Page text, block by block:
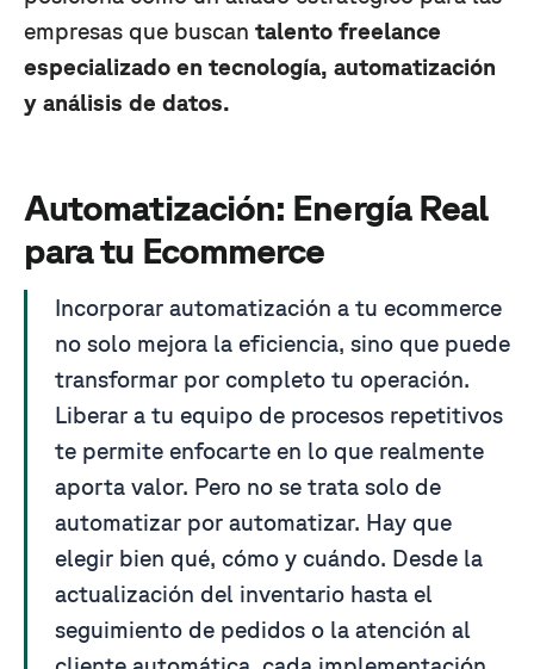
empresas que buscan talento freelance
especializado en tecnología, automatización
y análisis de datos.
Automatización: Energía Real
para tu Ecommerce
Incorporar automatización a tu ecommerce
no solo mejora la eficiencia, sino que puede
transformar por completo tu operación.
Liberar a tu equipo de procesos repetitivos
te permite enfocarte en lo que realmente
aporta valor. Pero no se trata solo de
automatizar por automatizar. Hay que
elegir bien qué, cómo y cuándo. Desde la
actualización del inventario hasta el
seguimiento de pedidos o la atención al